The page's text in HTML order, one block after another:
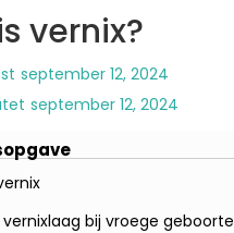
vernix?
september 12, 2024
september 12, 2024
vernixlaag bij vroege geboorte